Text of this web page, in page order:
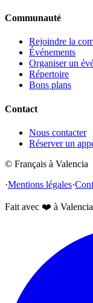
Communauté
Rejoindre la
Événements
Organiser un
Répertoire
Bons plans
Contact
Nous contacter
Réserver un
© Français à Valencia
·Mentions légales·
Fait avec ❤️ à